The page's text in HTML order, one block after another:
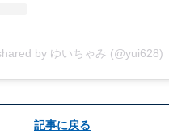
by ゆいちゃみ (@yui628)
記事に戻る